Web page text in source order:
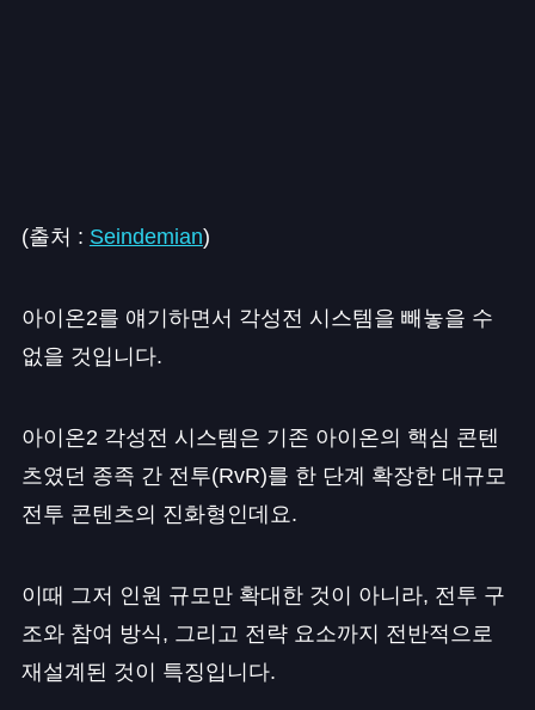
(출처 : Seindemian)
아이온2를 얘기하면서 각성전 시스템을 빼놓을 수
없을 것입니다.
아이온2 각성전 시스템은 기존 아이온의 핵심 콘텐
츠였던 종족 간 전투(RvR)를 한 단계 확장한 대규모
전투 콘텐츠의 진화형인데요.
이때 그저 인원 규모만 확대한 것이 아니라, 전투 구
조와 참여 방식, 그리고 전략 요소까지 전반적으로
재설계된 것이 특징입니다.